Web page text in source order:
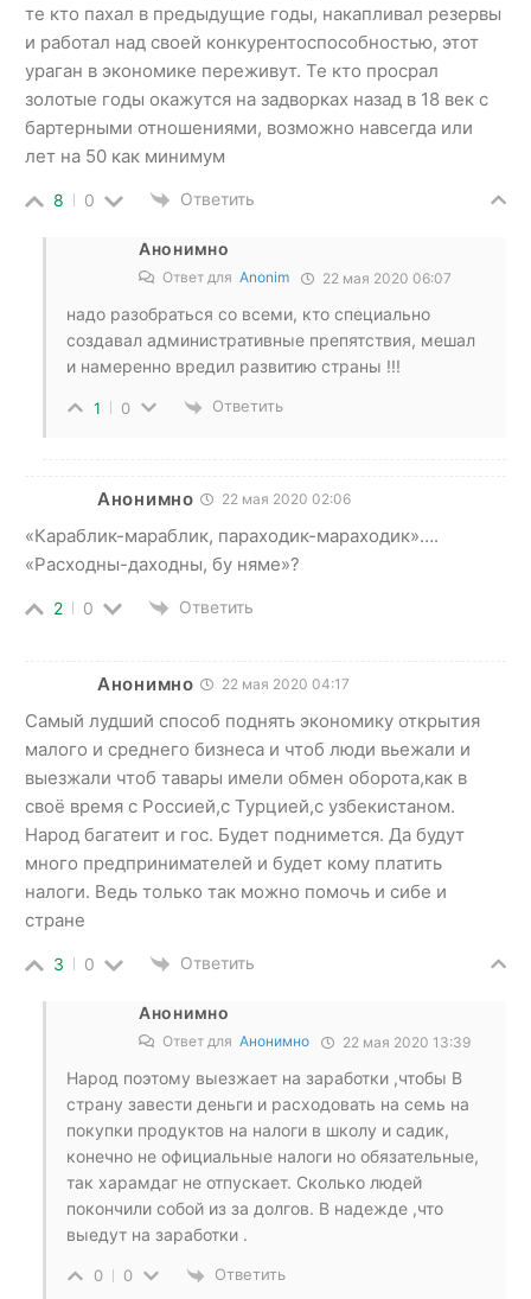
те кто пахал в предыдущие годы, накапливал резервы
и работал над своей конкурентоспособностью, этот
ураган в экономике переживут. Те кто просрал
золотые годы окажутся на задворках назад в 18 век с
бартерными отношениями, возможно навсегда или
лет на 50 как минимум
8 0 Ответить
Анонимно
Ответ для Anonim 22 мая 2020 06:07
надо разобраться со всеми, кто специально
создавал административные препятствия, мешал
и намеренно вредил развитию страны !!!
1 0 Ответить
Анонимно 22 мая 2020 02:06
«Караблик-мараблик, параходик-мараходик»….
«Расходны-даходны, бу няме»?
2 0 Ответить
Анонимно 22 мая 2020 04:17
Самый лудший способ поднять экономику открытия
малого и среднего бизнеса и чтоб люди вьежали и
выезжали чтоб тавары имели обмен оборота,как в
своё время с Россией,с Турцией,с узбекистаном.
Народ багатеит и гос. Будет поднимется. Да будут
много предпринимателей и будет кому платить
налоги. Ведь только так можно помочь и сибе и
стране
3 0 Ответить
Анонимно
Ответ для Анонимно 22 мая 2020 13:39
Народ поэтому выезжает на заработки ,чтобы В
страну завести деньги и расходовать на семь на
покупки продуктов на налоги в школу и садик,
конечно не официальные налоги но обязательные,
так харамдаг не отпускает. Сколько людей
покончили собой из за долгов. В надежде ,что
выедут на заработки .
0 0 Ответить